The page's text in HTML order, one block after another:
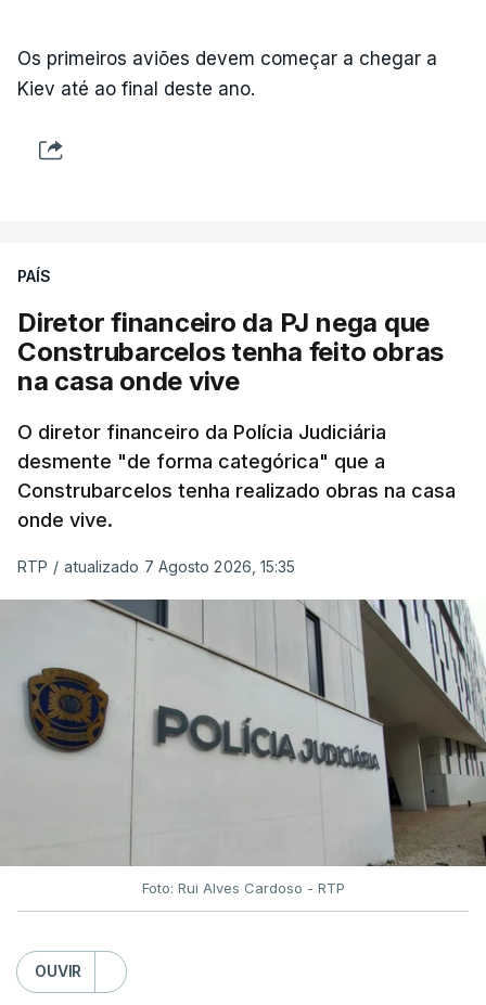
Os primeiros aviões devem começar a chegar a
Kiev até ao final deste ano.
PAÍS
Diretor financeiro da PJ nega que
Construbarcelos tenha feito obras
na casa onde vive
O diretor financeiro da Polícia Judiciária
desmente "de forma categórica" que a
Construbarcelos tenha realizado obras na casa
onde vive.
RTP / atualizado 7 Agosto 2026, 15:35
Foto: Rui Alves Cardoso - RTP
OUVIR